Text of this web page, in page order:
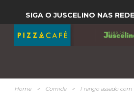
SIGA O JUSCELINO NAS
Home > Comida > Frango assado